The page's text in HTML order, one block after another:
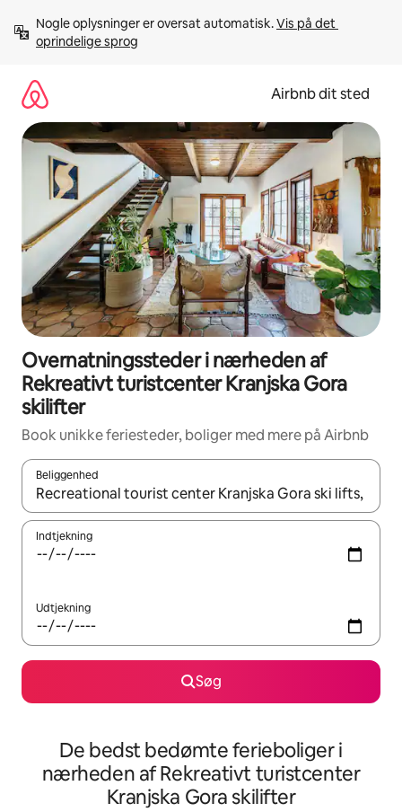
videre
Nogle oplysninger er oversat automatisk. Vis på det
oprindelige sprog
Airbnb dit sted
Overnatningssteder i nærheden af
Rekreativt turistcenter Kranjska Gora
skilifter
Book unikke feriesteder, boliger med mere på Airbnb
Beliggenhed
Når resultaterne er tilgængelige, skal du navigere med
Indtjekning
Udtjekning
Søg
De bedst bedømte ferieboliger i
nærheden af Rekreativt turistcenter
Kranjska Gora skilifter